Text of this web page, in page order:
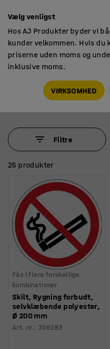
Filtre
25 produkter
Fås i flere forskellige
kombinationer
Skilt, Rygning forbudt,
selvklæbende polyester,
Ø 200 mm
Art. nr.: 306283
Vælg venligst
Hos AJ Produkter byder vi
kunder velkommen. Hvis du
priserne uden moms og
inklusive moms.
VIRKSOMHED